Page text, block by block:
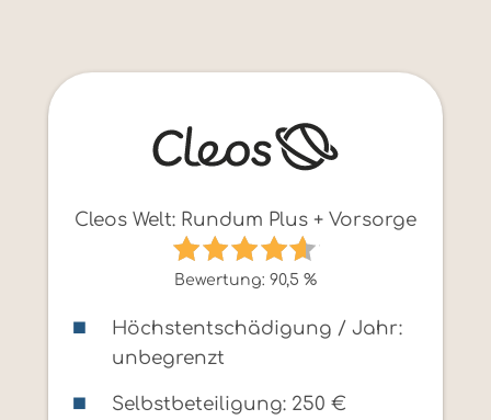
Cleos Welt: Rundum Plus + Vorsorge
Bewertung: 90,5 %
Höchstentschädigung / Jahr:
unbegrenzt
Selbstbeteiligung: 250 €